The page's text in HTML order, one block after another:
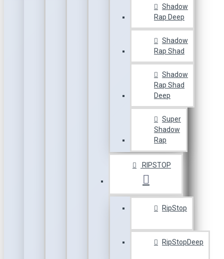
Shadow
Rap Deep
Shadow
Rap Shad
Shadow
Rap Shad
Deep
Super
Shadow
Rap
RIPSTOP
RipStop
RipStopDeep